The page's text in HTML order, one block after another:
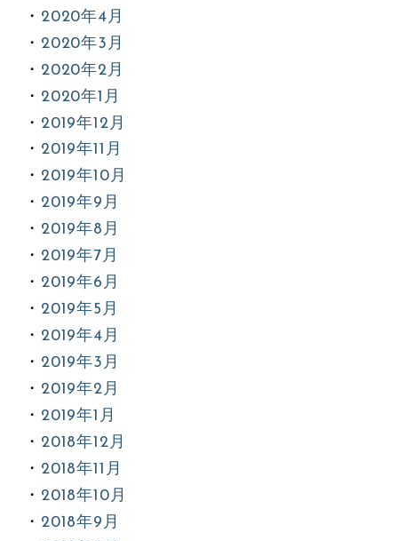
2020年4月
2020年3月
2020年2月
2020年1月
2019年12月
2019年11月
2019年10月
2019年9月
2019年8月
2019年7月
2019年6月
2019年5月
2019年4月
2019年3月
2019年2月
2019年1月
2018年12月
2018年11月
2018年10月
2018年9月